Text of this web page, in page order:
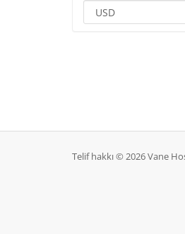
Telif hakkı © 2026 Vane